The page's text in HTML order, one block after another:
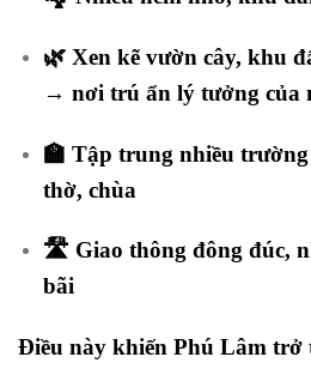
🌿 Xen kẽ vườn cây, khu
→ nơi trú ẩn lý tưởng của
🏫 Tập trung nhiều
thờ, chùa
🛣️ Giao thông đông đúc,
bãi
Điều này khiến Phú Lâm trở